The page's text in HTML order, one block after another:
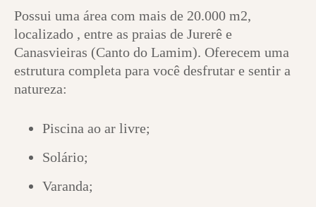
Possui uma área com mais de 20.000 m2,
localizado , entre as praias de Jurerê e
Canasvieiras (Canto do Lamim). Oferecem uma
estrutura completa para você desfrutar e sentir a
natureza:
Piscina ao ar livre;
Solário;
Varanda;